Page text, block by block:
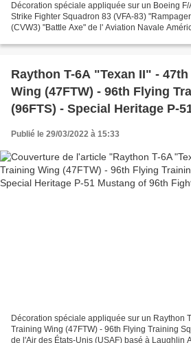
Décoration spéciale appliquée sur un Boeing
Strike Fighter Squadron 83 (VFA-83)
(CVW3) "Battle Axe" de l' Aviation Navale
Raython T-6A "Texan II" -
Wing (47FTW) - 96th Flying
(96FTS) - Special Heritage P-
Fighter Squadron
Publié le 29/03/2022 à 15:33
Décoration spéciale appliquée sur un Raython
Training Wing (47FTW) - 96th Flying Training
de l'Air des États-Unis (USAF) basé à Laughlin